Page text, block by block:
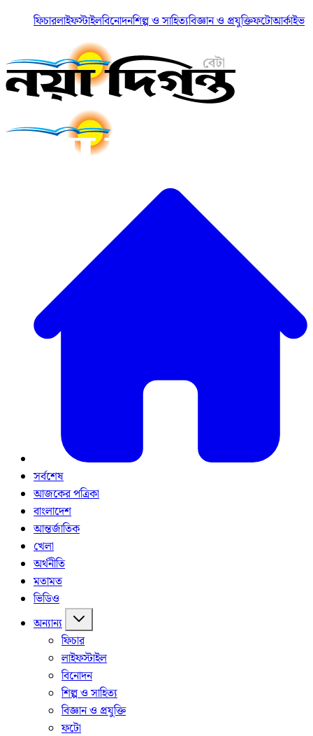
ফিচারলাইফস্টাইলবিনোদনশিল্প ও সাহিত্যবিজ্ঞান ও প্রযুক্তিফটোআর্কাইভ
সর্বশেষ
আজকের পত্রিকা
বাংলাদেশ
আন্তর্জাতিক
খেলা
অর্থনীতি
মতামত
ভিডিও
অন্যান্য
ফিচার
লাইফস্টাইল
বিনোদন
শিল্প ও সাহিত্য
বিজ্ঞান ও প্রযুক্তি
ফটো